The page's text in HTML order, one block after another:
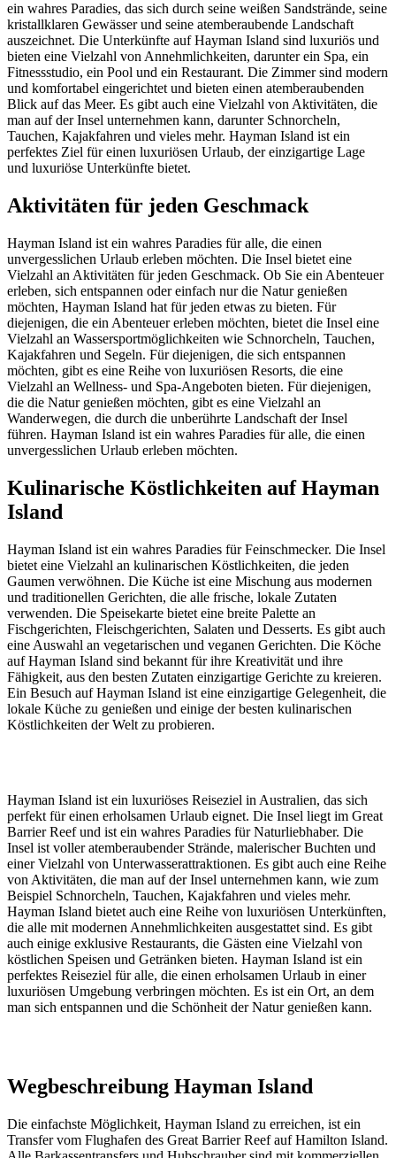
ein wahres Paradies, das sich durch seine weißen Sandstrände, seine
kristallklaren Gewässer und seine atemberaubende Landschaft
auszeichnet. Die Unterkünfte auf Hayman Island sind luxuriös und
bieten eine Vielzahl von Annehmlichkeiten, darunter ein Spa, ein
Fitnessstudio, ein Pool und ein Restaurant. Die Zimmer sind modern
und komfortabel eingerichtet und bieten einen atemberaubenden
Blick auf das Meer. Es gibt auch eine Vielzahl von Aktivitäten, die
man auf der Insel unternehmen kann, darunter Schnorcheln,
Tauchen, Kajakfahren und vieles mehr. Hayman Island ist ein
perfektes Ziel für einen luxuriösen Urlaub, der einzigartige Lage
und luxuriöse Unterkünfte bietet.
Aktivitäten für jeden Geschmack
Hayman Island ist ein wahres Paradies für alle, die einen
unvergesslichen Urlaub erleben möchten. Die Insel bietet eine
Vielzahl an Aktivitäten für jeden Geschmack. Ob Sie ein Abenteuer
erleben, sich entspannen oder einfach nur die Natur genießen
möchten, Hayman Island hat für jeden etwas zu bieten. Für
diejenigen, die ein Abenteuer erleben möchten, bietet die Insel eine
Vielzahl an Wassersportmöglichkeiten wie Schnorcheln, Tauchen,
Kajakfahren und Segeln. Für diejenigen, die sich entspannen
möchten, gibt es eine Reihe von luxuriösen Resorts, die eine
Vielzahl an Wellness- und Spa-Angeboten bieten. Für diejenigen,
die die Natur genießen möchten, gibt es eine Vielzahl an
Wanderwegen, die durch die unberührte Landschaft der Insel
führen. Hayman Island ist ein wahres Paradies für alle, die einen
unvergesslichen Urlaub erleben möchten.
Kulinarische Köstlichkeiten auf Hayman
Island
Hayman Island ist ein wahres Paradies für Feinschmecker. Die Insel
bietet eine Vielzahl an kulinarischen Köstlichkeiten, die jeden
Gaumen verwöhnen. Die Küche ist eine Mischung aus modernen
und traditionellen Gerichten, die alle frische, lokale Zutaten
verwenden. Die Speisekarte bietet eine breite Palette an
Fischgerichten, Fleischgerichten, Salaten und Desserts. Es gibt auch
eine Auswahl an vegetarischen und veganen Gerichten. Die Köche
auf Hayman Island sind bekannt für ihre Kreativität und ihre
Fähigkeit, aus den besten Zutaten einzigartige Gerichte zu kreieren.
Ein Besuch auf Hayman Island ist eine einzigartige Gelegenheit, die
lokale Küche zu genießen und einige der besten kulinarischen
Köstlichkeiten der Welt zu probieren.
Hayman Island ist ein luxuriöses Reiseziel in Australien, das sich
perfekt für einen erholsamen Urlaub eignet. Die Insel liegt im Great
Barrier Reef und ist ein wahres Paradies für Naturliebhaber. Die
Insel ist voller atemberaubender Strände, malerischer Buchten und
einer Vielzahl von Unterwasserattraktionen. Es gibt auch eine Reihe
von Aktivitäten, die man auf der Insel unternehmen kann, wie zum
Beispiel Schnorcheln, Tauchen, Kajakfahren und vieles mehr.
Hayman Island bietet auch eine Reihe von luxuriösen Unterkünften,
die alle mit modernen Annehmlichkeiten ausgestattet sind. Es gibt
auch einige exklusive Restaurants, die Gästen eine Vielzahl von
köstlichen Speisen und Getränken bieten. Hayman Island ist ein
perfektes Reiseziel für alle, die einen erholsamen Urlaub in einer
luxuriösen Umgebung verbringen möchten. Es ist ein Ort, an dem
man sich entspannen und die Schönheit der Natur genießen kann.
Wegbeschreibung Hayman Island
Die einfachste Möglichkeit, Hayman Island zu erreichen, ist ein
Transfer vom Flughafen des Great Barrier Reef auf Hamilton Island.